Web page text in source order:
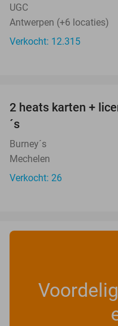
UGC
Antwerpen (+6 locaties)
Verkocht: 12.315
2 heats karten +
´s
Burney´s
Mechelen
Verkocht: 26